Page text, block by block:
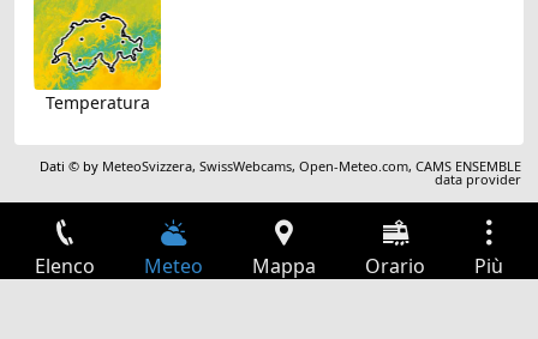
Temperatura
Dati © by MeteoSvizzera,SwissWebcams,Open-Meteo.com,CAMS ENSEMBLE
data provider
Elenco Meteo Mappa Orario Più